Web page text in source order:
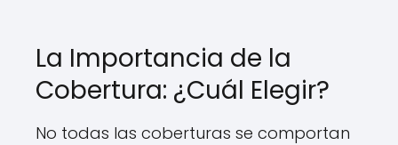
La Importancia de la
Cobertura: ¿Cuál Elegir?
No todas las coberturas se comportan